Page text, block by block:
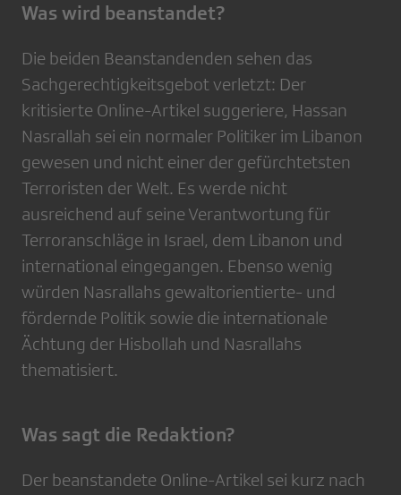
Was wird beanstandet?
Die beiden Beanstandenden sehen das
Sachgerechtigkeitsgebot verletzt: Der
kritisierte Online-Artikel suggeriere, Hassan
Nasrallah sei ein normaler Politiker im Libanon
gewesen und nicht einer der gefürchtetsten
Terroristen der Welt. Es werde nicht
ausreichend auf seine Verantwortung für
Terroranschläge in Israel, dem Libanon und
international eingegangen. Ebenso wenig
würden Nasrallahs gewaltorientierte- und
fördernde Politik sowie die internationale
Ächtung der Hisbollah und Nasrallahs
thematisiert.
Was sagt die Redaktion?
Der beanstandete Online-Artikel sei kurz nach